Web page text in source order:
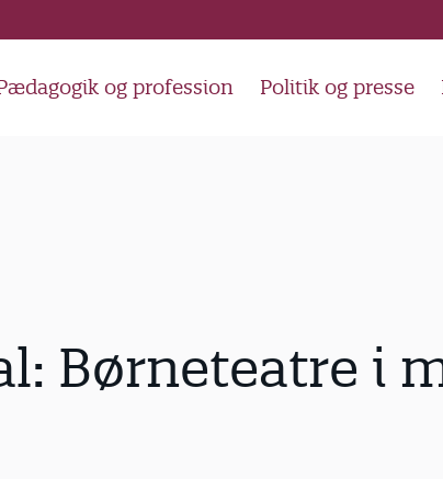
og profession Politik og presse
Børneteatre i